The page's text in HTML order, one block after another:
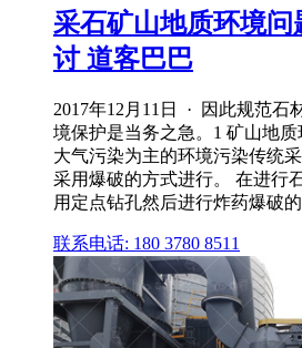
采石矿山地质环境
讨 道客巴巴
2017年12月11日 · 因此规范石
境保护是当务之急。1 矿山地
大气污染为主的环境污染传统
采用爆破的方式进行。 在进行
用定点钻孔然后进行炸药爆破
联系电话: 180 3780 8511